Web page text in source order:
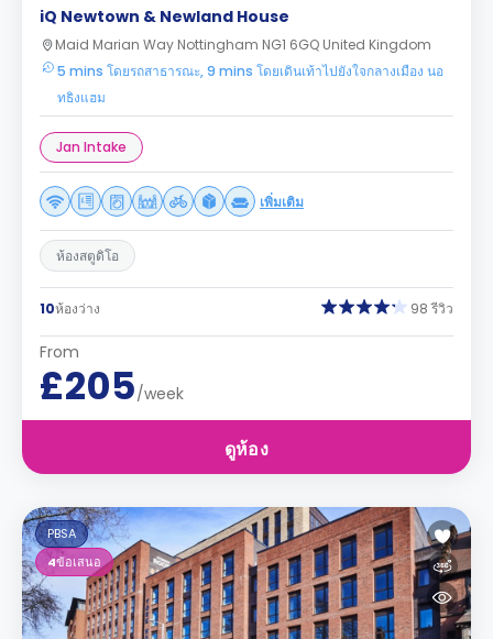
iQ Newtown & Newland House
Maid Marian Way Nottingham NG1 6GQ United Kingdom
5 mins โดยรถสาธารณะ, 9 mins โดยเดินเท้าไปยังใจกลางเมือง นอ
ทธิงแฮม
Jan Intake
เพิ่มเติม
ห้องสตูดิโอ
10ห้องว่าง 98 รีวิว
From
£205/week
ดูห้อง
PBSA
4ข้อเสนอ